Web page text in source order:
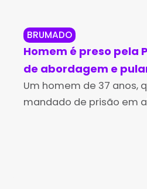
BRUMADO
Homem é preso pela
de abordagem e
Brumado
Um homem de 37 anos,
mandado de prisão em